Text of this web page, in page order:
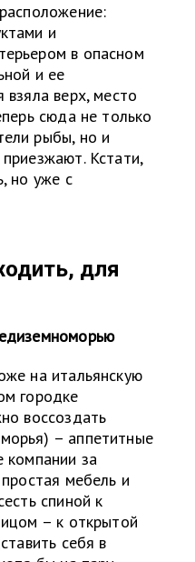
и
в опасном
и ее
верх, место
сюда не только
рыбы, но и
Кстати,
но уже с
для
на итальянскую
городке
воссоздать
– аппетитные
компании за
мебель и
спиной к
– к открытой
себя в